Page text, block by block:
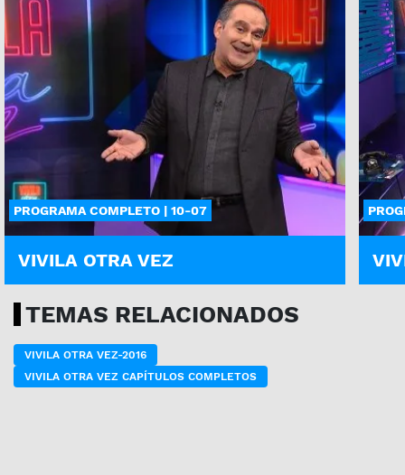
PROGRAMA COMPLETO | 10-07
VIVILA OTRA VEZ
TEMAS RELACIONADOS
VIVILA OTRA VEZ-2016
VIVILA OTRA VEZ CAPÍTULOS COMPLETOS